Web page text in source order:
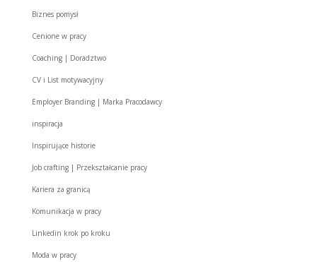
Biznes pomysł
Cenione w pracy
Coaching | Doradztwo
CV i List motywacyjny
Employer Branding | Marka Pracodawcy
inspiracja
Inspirujące historie
Job crafting | Przekształcanie pracy
Kariera za granicą
Komunikacja w pracy
Linkedin krok po kroku
Moda w pracy